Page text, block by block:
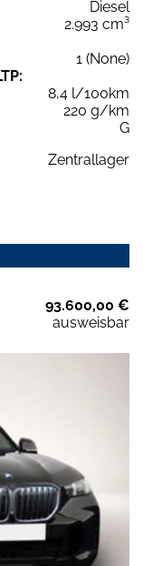
Diesel
2.993 cm³
1 (None)
8,4 l/100km
220 g/km
G
Zentrallager
93.600,00 €
ausweisbar